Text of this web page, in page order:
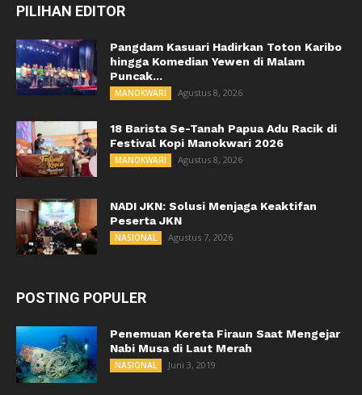
PILIHAN EDITOR
Pangdam Kasuari Hadirkan Toton Karibo
hingga Komedian Yewen di Malam
Puncak...
MANOKWARI Agustus 8, 2026
18 Barista Se-Tanah Papua Adu Racik di
Festival Kopi Manokwari 2026
MANOKWARI Agustus 8, 2026
NADI JKN: Solusi Menjaga Keaktifan
Peserta JKN
NASIONAL Agustus 7, 2026
POSTING POPULER
Penemuan Kereta Firaun Saat Mengejar
Nabi Musa di Laut Merah
NASIONAL Juni 3, 2019